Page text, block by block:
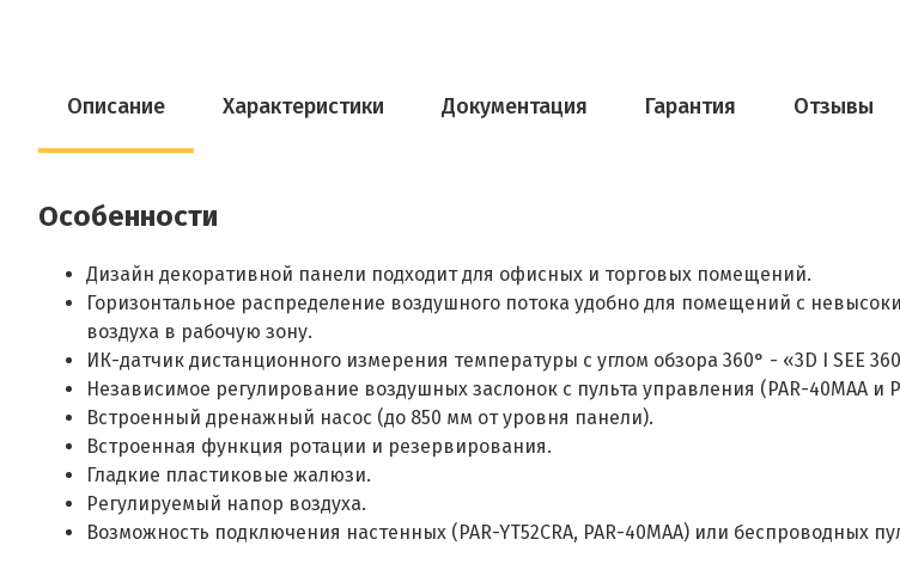
Описание Характеристики Документация Гарантия Отзывы
Особенности
Дизайн декоративной панели подходит для офисных и торговых помещений.
Горизонтальное раcпределение воздушного потока удобно для помещений с
воздуха в рабочую зону.
ИК-датчик дистанционного измерения температуры с углом обзора 360° - «3D I SEE
Независимое регулирование воздушных заслонок с пульта управления (PAR-40MAA и
Встроенный дренажный насос (до 850 мм от уровня панели).
Встроенная функция ротации и резервирования.
Гладкие пластиковые жалюзи.
Регулируемый напор воздуха.
Возможность подключения настенных (PAR-YT52CRA, PAR-40MAA) или беспроводных